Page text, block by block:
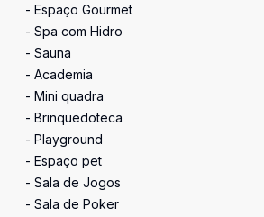
- Espaço Gourmet
- Spa com Hidro
- Sauna
- Academia
- Mini quadra
- Brinquedoteca
- Playground
- Espaço pet
- Sala de Jogos
- Sala de Poker